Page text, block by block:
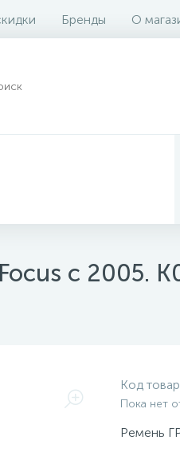
Бренды О
с 2005.
Код
Пока нет
Ремень